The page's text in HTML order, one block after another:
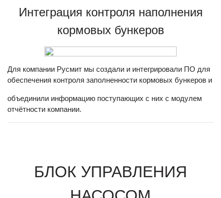
Интеграция контроля наполнения
кормовых бункеров
Для компании Русмит мы создали и интегрировали ПО для
обеспечения контроля заполненности кормовых бункеров и
объединили информацию поступающих с них с модулем
отчётности компании.
БЛОК УПРАВЛЕНИЯ